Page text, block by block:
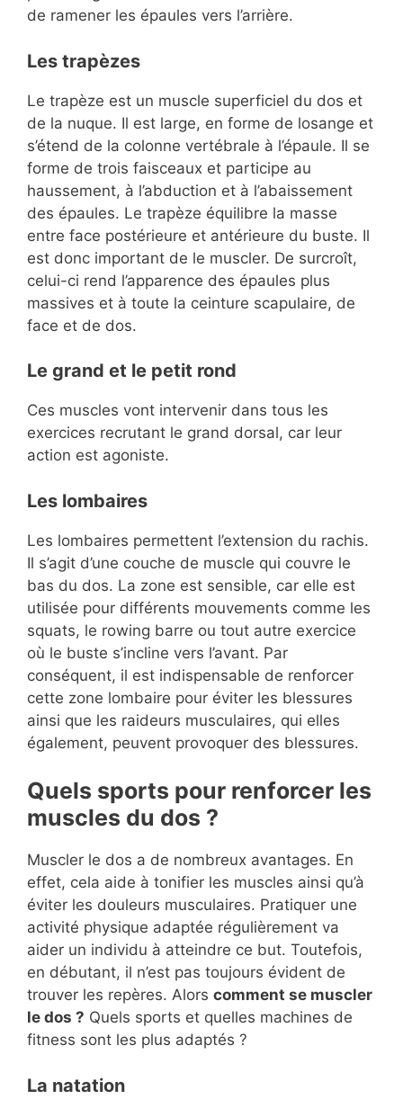
de ramener les épaules vers l’arrière.
Les trapèzes
Le trapèze est un muscle superficiel du dos et
de la nuque. Il est large, en forme de losange et
s’étend de la colonne vertébrale à l’épaule. Il se
forme de trois faisceaux et participe au
haussement, à l’abduction et à l’abaissement
des épaules. Le trapèze équilibre la masse
entre face postérieure et antérieure du buste. Il
est donc important de le muscler. De surcroît,
celui-ci rend l’apparence des épaules plus
massives et à toute la ceinture scapulaire, de
face et de dos.
Le grand et le petit rond
Ces muscles vont intervenir dans tous les
exercices recrutant le grand dorsal, car leur
action est agoniste.
Les lombaires
Les lombaires permettent l’extension du rachis.
Il s’agit d’une couche de muscle qui couvre le
bas du dos. La zone est sensible, car elle est
utilisée pour différents mouvements comme les
squats, le rowing barre ou tout autre exercice
où le buste s’incline vers l’avant. Par
conséquent, il est indispensable de renforcer
cette zone lombaire pour éviter les blessures
ainsi que les raideurs musculaires, qui elles
également, peuvent provoquer des blessures.
Quels sports pour renforcer les
muscles du dos ?
Muscler le dos a de nombreux avantages. En
effet, cela aide à tonifier les muscles ainsi qu’à
éviter les douleurs musculaires. Pratiquer une
activité physique adaptée régulièrement va
aider un individu à atteindre ce but. Toutefois,
en débutant, il n’est pas toujours évident de
trouver les repères. Alors comment se muscler
le dos ? Quels sports et quelles machines de
fitness sont les plus adaptés ?
La natation